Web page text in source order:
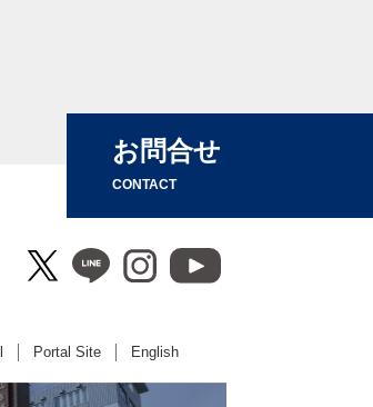
お問合せ
CONTACT
Portal Site English